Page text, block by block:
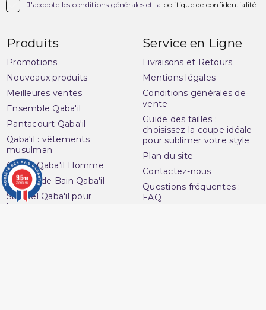
J'accepte les conditions générales et la politique de confidentialité
Produits
Promotions
Nouveaux produits
Meilleures ventes
Ensemble Qaba'il
Pantacourt Qaba'il
Qaba'il : vêtements
musulman
Qamis Qaba'il Homme
Sarouel de Bain Qaba'il
Sarouel Qaba'il pour
homme
Service en Ligne
Livraisons et Retours
Mentions légales
Conditions générales de
vente
Guide des tailles :
choisissez la coupe idéale
pour sublimer votre style
Plan du site
Contactez-nous
Questions fréquentes :
FAQ
9.5/10
3283 avis